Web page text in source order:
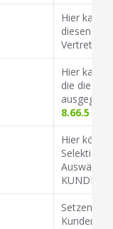
Hier kann
diesen
Vertreter
Hier kann
die diesen
8.66.5
Hier
KUNDE
Setzen
Kunden